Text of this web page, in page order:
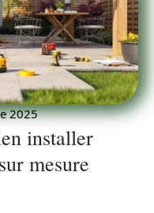
2025
installer
mesure